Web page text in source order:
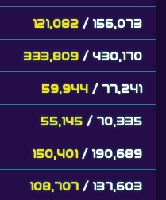
121,082 / 156,073
333,809 / 430,170
59,944 / 77,241
55,145 / 70,335
150,401 / 190,689
108,707 / 137,603